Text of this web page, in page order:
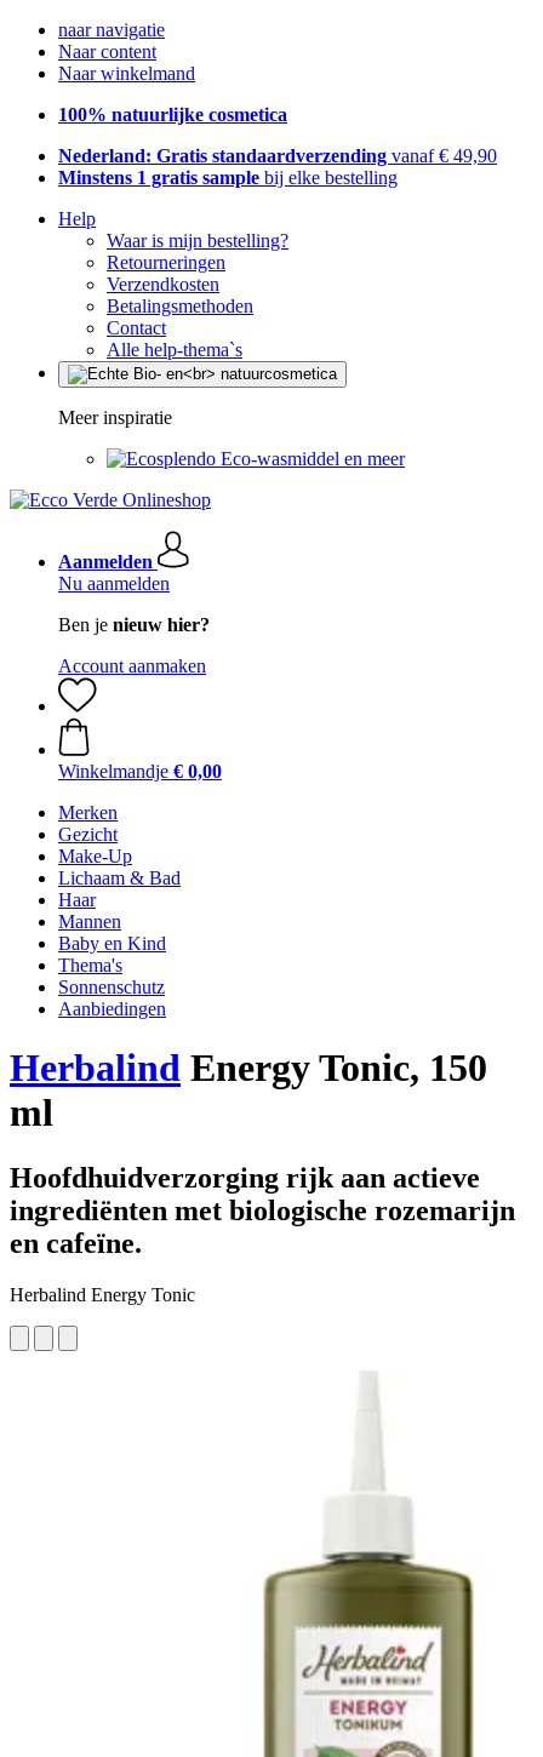
naar navigatie
Naar content
Naar winkelmand
100% natuurlijke cosmetica
Nederland: Gratis standaardverzending vanaf € 49,90
Minstens 1 gratis sample bij elke bestelling
Help
Waar is mijn bestelling?
Retourneringen
Verzendkosten
Betalingsmethoden
Contact
Alle help-thema`s
Meer inspiratie
Eco-wasmiddel en meer
Aanmelden
Nu aanmelden
Ben je nieuw hier?
Account aanmaken
Winkelmandje € 0,00
Merken
Gezicht
Make-Up
Lichaam & Bad
Haar
Mannen
Baby en Kind
Thema's
Sonnenschutz
Aanbiedingen
Herbalind Energy Tonic, 150
ml
Hoofdhuidverzorging rijk aan actieve
ingrediënten met biologische rozemarijn
en cafeïne.
Herbalind Energy Tonic